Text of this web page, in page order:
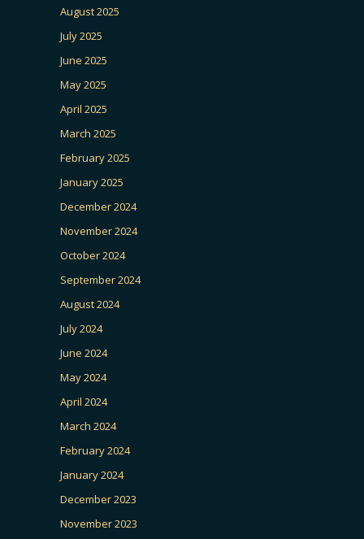
August 2025
July 2025
June 2025
May 2025
April 2025
March 2025
February 2025
January 2025
December 2024
November 2024
October 2024
September 2024
August 2024
July 2024
June 2024
May 2024
April 2024
March 2024
February 2024
January 2024
December 2023
November 2023